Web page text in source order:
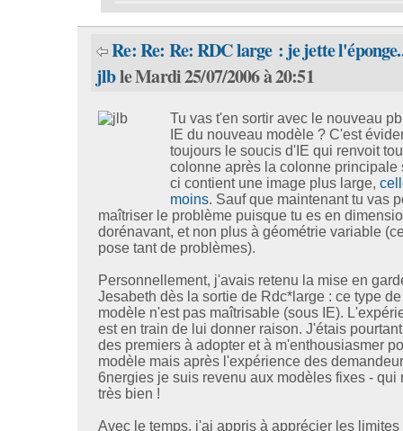
Re: Re: Re: RDC large : je jette
jlble Mardi 25/07/2006 à 20:51
Tu vas t'en sortir avec le nouveau
IE du nouveau modèle ? C'est
toujours le soucis d'IE qui renvoit
colonne après la colonne principale
ci contient une image plus large,
moins. Sauf que maintenant tu vas
maîtriser le problème puisque tu es en
dorénavant, et non plus à géométrie variable
pose tant de problèmes).
Personnellement, j'avais retenu la mise en
Jesabeth dès la sortie de Rdc*large : ce type de
modèle n'est pas maîtrisable (sous IE).
est en train de lui donner raison. J'étais
des premiers à adopter et à m'enthousiasmer
modèle mais après l'expérience des
6nergies je suis revenu aux modèles fixes - qui
très bien !
Avec le temps, j'ai appris à apprécier les limites